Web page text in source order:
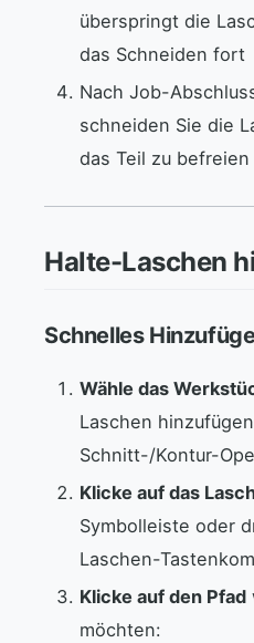
überspringt die
das Schneiden fort
Nach Job-
schneiden Sie die
das Teil zu befreien
Halte-Laschen
Schnelles
Wähle das
Laschen
Schnitt-/Kontur-
Klicke auf das
Symbolleiste oder
Laschen-
Klicke auf den Pfad
möchten: